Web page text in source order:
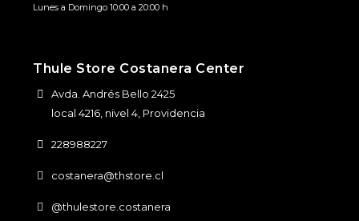
Lunes a Domingo 10:00 a 20:00 h
Thule Store Costanera Center
Avda. Andrés Bello 2425
local 4216, nivel 4, Providencia
228988227
costanera@thstore.cl
@thulestore.costanera